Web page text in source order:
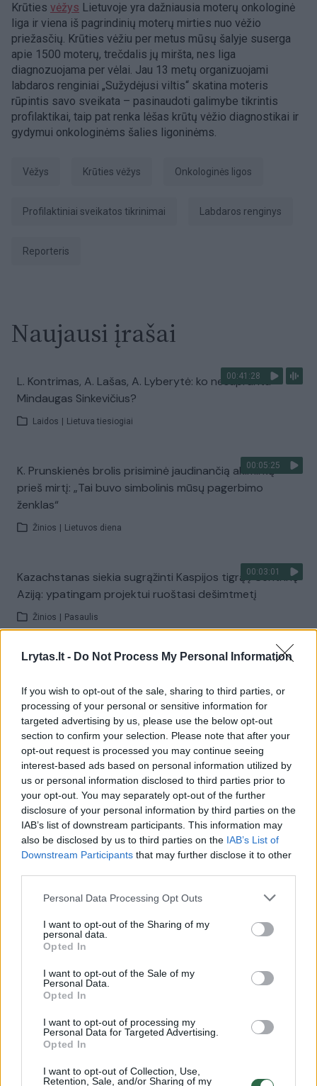
Lrytas.lt - Do Not Process My Personal Information
If you wish to opt-out of the sale, sharing to third parties, or
processing of your personal or sensitive information for
targeted advertising by us, please use the below opt-out
section to confirm your selection. Please note that after your
opt-out request is processed you may continue seeing
interest-based ads based on personal information utilized by
us or personal information disclosed to third parties prior to
your opt-out. You may separately opt-out of the further
disclosure of your personal information by third parties on the
IAB’s list of downstream participants. This information may
also be disclosed by us to third parties on the IAB’s List of
Downstream Participants that may further disclose it to other
Personal Data Processing Opt Outs
I want to opt-out of the Sharing of my
personal data.
Opted In
I want to opt-out of the Sale of my
Personal Data.
Opted In
I want to opt-out of processing my
Personal Data for Targeted Advertising.
Opted In
I want to opt-out of Collection, Use,
Retention, Sale, and/or Sharing of my
Krūties vėžys Lietuvoje yra dažniausia moterų onkologinė
liga ir viena iš pagrindinių moterų mirties nuo vėžio
priežasčių. Krūties vėžiu per metus mūsų šalyje suserga
apie 1500 moterų, trečdalis jų miršta, nes liga
diagnozuojama per vėlai. Jau 13 metų organizuojami
labdaros renginiai „Sužydėjusi viltis“ skatina moteris
rūpintis savo sveikata – pasinaudoti galimybe tikrintis
profilaktikai, taip pat renka lėšas krūtų vėžio diagnostikai ir
gydymui onkologinėms šalies ligoninėms.
Vėžys Krūties vėžys onkologinės ligos
profilaktiniai sveikatos tikrinimai labdaros renginys
Reporteris
Naujausi įrašai
00:41:28
L. Kontrimas, A. Lašas, A. Lyberytė: ko nesupranta
Mindaugas Sinkevičius?
Laidos Lietuva tiesiogiai
00:05:25
K. Prunskienės brolis prisiminė jaudinančią akimirką
prieš mirtį: „Tai buvo simbolinis mūsų pagerbimo
ženklas“
Žinios Lietuvos diena
00:03:01
Kazachstanas siekia sugrąžinti Kaspijos tigrą į Centrinę
Aziją: ypatingam projektui ruoštasi dešimtmetį
Žinios Pasaulis
00:03:41
Mėsainių mėgėjus kviečia nepražiopsoti festivalio
Žinios | Lietuvos diena
Visi įrašai
Žiūrimiausi įrašai
Pateikė daugiau detalių apie iš tėvų paimtus šešis
vaiko gyvybių išgelbėti nepavyko
Žinios | Lietuvos diena
Nufilmavo, kaip patvino Vilniaus Vakarinis aplinkkelis:
vaizdas pribloškia